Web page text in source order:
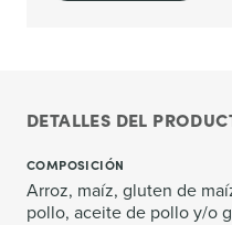
DETALLES DEL
COMPOSICIÓN
Arroz, maíz, gluten de
pollo, aceite de pollo y/o